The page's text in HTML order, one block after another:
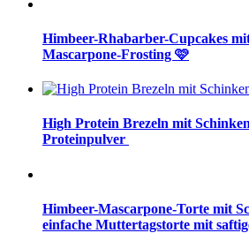
Himbeer-Rhabarber-Cupcakes
Mascarpone-Frosting 🩷
High Protein Brezeln mit
Proteinpulver
Himbeer-Mascarpone-Torte mit
einfache Muttertagstorte mit